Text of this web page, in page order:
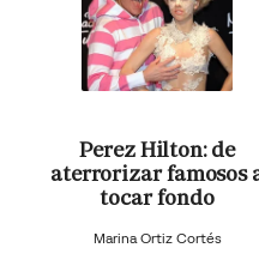
Perez Hilton: de
aterrorizar famosos
tocar fondo
Marina Ortiz Cortés